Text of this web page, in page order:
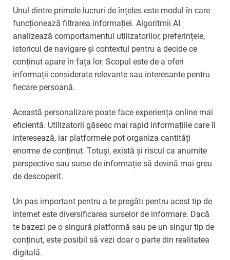
Unul dintre primele lucruri de înțeles este modul în care
funcționează filtrarea informației. Algoritmii AI
analizează comportamentul utilizatorilor, preferințele,
istoricul de navigare și contextul pentru a decide ce
conținut apare în fața lor. Scopul este de a oferi
informații considerate relevante sau interesante pentru
fiecare persoană.
Această personalizare poate face experiența online mai
eficientă. Utilizatorii găsesc mai rapid informațiile care îi
interesează, iar platformele pot organiza cantități
enorme de conținut. Totuși, există și riscul ca anumite
perspective sau surse de informație să devină mai greu
de descoperit.
Un pas important pentru a te pregăti pentru acest tip de
internet este diversificarea surselor de informare. Dacă
te bazezi pe o singură platformă sau pe un singur tip de
conținut, este posibil să vezi doar o parte din realitatea
digitală.